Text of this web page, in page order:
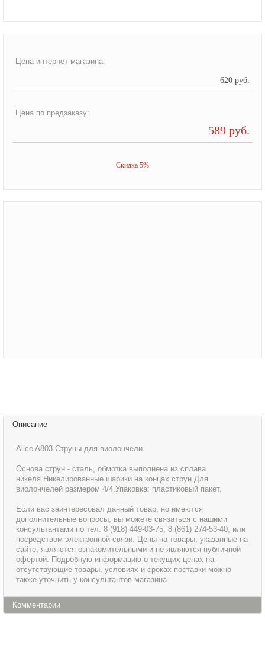
Цена интернет-магазина:
620 руб.
Цена по предзаказу:
589 руб.
Скидка 5%
Описание
Alice A803 Cтруны для виолончели.
Основа струн - сталь, обмотка выполнена из сплава
никеля.Никелированные шарики на концах струн.Для
виолончелей размером 4/4.Упаковка: пластиковый пакет.
Если вас заинтересовал данный товар, но имеются
дополнительные вопросы, вы можете связаться с нашими
консультантами по тел. 8 (918) 449-03-75, 8 (861) 274-53-40, или
посредством электронной связи. Цены на товары, указанные на
сайте, являются ознакомительными и не являются публичной
офертой. Подробную информацию о текущих ценах на
отсутствующие товары, условиях и сроках поставки можно
также уточнить у консультантов магазина.
Комментарии